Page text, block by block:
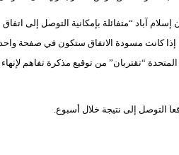
آباد “متفائلة بإمكانية التوصل إلى اتفاق
إذا كانت مسودة الاتفاق ستكون في صفحة
“تقتربان” من توقيع مذكرة تفاهم
التوصل إلى نتيجة خلال أسبوع.